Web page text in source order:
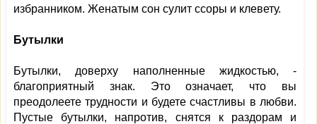
избранником. Женатым сон сулит ссоры и клевету.
Бутылки
Бутылки, доверху наполненные жидкостью, -
благоприятный знак. Это означает, что вы
преодолеете трудности и будете счастливы в любви.
Пустые бутылки, напротив, снятся к раздорам и